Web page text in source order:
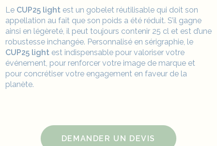
Le CUP25 light est un gobelet réutilisable qui doit son
appellation au fait que son poids a été réduit. S’il gagne
ainsi en légèreté, il peut toujours contenir 25 cl et est d’une
robustesse inchangée. Personnalisé en sérigraphie, le
CUP25 light est indispensable pour valoriser votre
événement, pour renforcer votre image de marque et
pour concrétiser votre engagement en faveur de la
planète.
DEMANDER UN DEVIS